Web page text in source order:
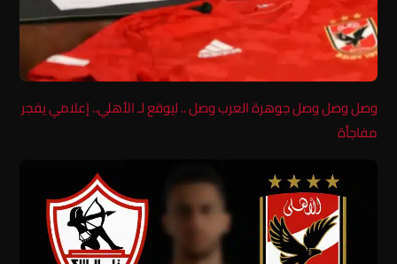
وصل وصل وصل جوهرة العرب وصل .. ليوقع لـ الأهلي.. إعلامي يفجر
مفاجأة